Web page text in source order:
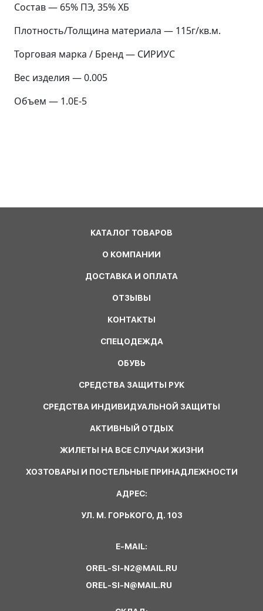
Состав — 65% ПЭ, 35% ХБ
Плотность/Толщина материала — 115г/кв.м.
Торговая марка / Бренд — СИРИУС
Вес изделия — 0.005
Объем — 1.0E-5
КАТАЛОГ ТОВАРОВ
О КОМПАНИИ
ДОСТАВКА И ОПЛАТА
ОТЗЫВЫ
КОНТАКТЫ
СПЕЦОДЕЖДА
ОБУВЬ
СРЕДСТВА ЗАЩИТЫ РУК
СРЕДСТВА ИНДИВИДУАЛЬНОЙ ЗАЩИТЫ
АКТИВНЫЙ ОТДЫХ
ЖИЛЕТЫ НА ВСЕ СЛУЧАИ ЖИЗНИ
ХОЗТОВАРЫ И ПОСТЕЛЬНЫЕ ПРИНАДЛЕЖНОСТИ
АДРЕС:
УЛ. М. ГОРЬКОГО, Д. 103
E-MAIL:
OREL-SI-N2@MAIL.RU
OREL-SI-N@MAIL.RU